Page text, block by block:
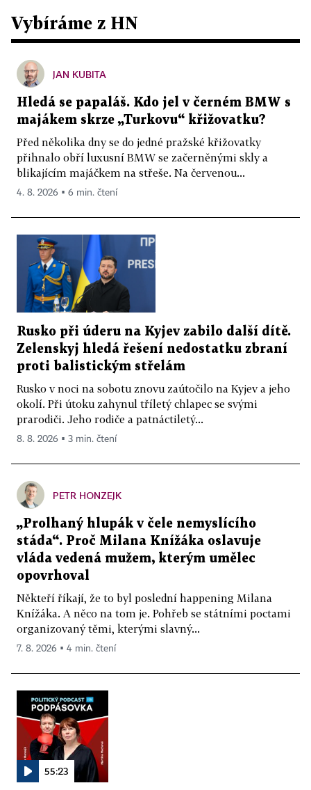
Vybíráme z HN
JAN KUBITA
Hledá se papaláš. Kdo jel v černém BMW s
majákem skrze „Turkovu“ křižovatku?
Před několika dny se do jedné pražské křižovatky
přihnalo obří luxusní BMW se začerněnými skly a
blikajícím majáčkem na střeše. Na červenou...
4. 8. 2026 ▪ 6 min. čtení
Rusko při úderu na Kyjev zabilo další dítě.
Zelenskyj hledá řešení nedostatku zbraní
proti balistickým střelám
Rusko v noci na sobotu znovu zaútočilo na Kyjev a jeho
okolí. Při útoku zahynul tříletý chlapec se svými
prarodiči. Jeho rodiče a patnáctiletý...
8. 8. 2026 ▪ 3 min. čtení
PETR HONZEJK
„Prolhaný hlupák v čele nemyslícího
stáda“. Proč Milana Knížáka oslavuje
vláda vedená mužem, kterým umělec
opovrhoval
Někteří říkají, že to byl poslední happening Milana
Knížáka. A něco na tom je. Pohřeb se státními poctami
organizovaný těmi, kterými slavný...
7. 8. 2026 ▪ 4 min. čtení
55:23